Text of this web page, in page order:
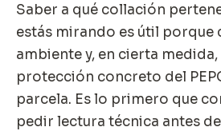
Saber a qué collación
estás mirando es útil porque
ambiente y, en cierta
protección concreto del
parcela. Es lo primero que
pedir lectura técnica antes